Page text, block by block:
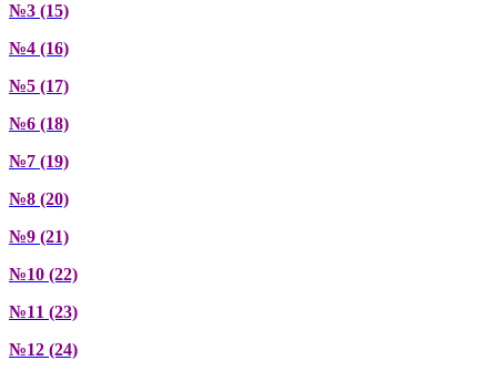
№3 (15)
№4 (16)
№5 (17)
№6 (18)
№7 (19)
№8 (20)
№9 (21)
№10 (22)
№11 (23)
№12 (24)